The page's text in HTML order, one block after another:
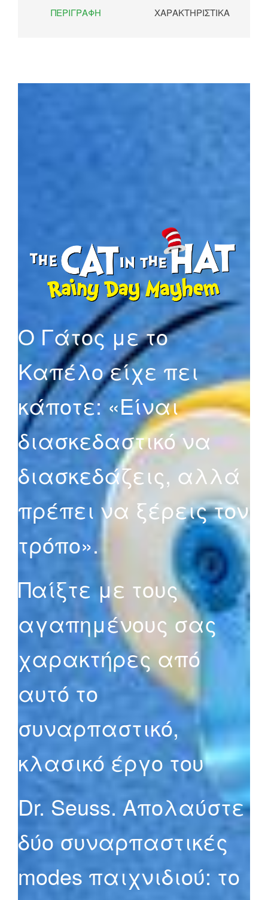
ΠΕΡΙΓΡΑΦΉ ΧΑΡΑΚΤΗΡΙΣΤΙΚΆ
Ο Γάτος με το
Καπέλο είχε πει
κάποτε: «Είναι
διασκεδαστικό να
διασκεδάζεις, αλλά
πρέπει να ξέρεις τον
τρόπο».
Παίξτε με τους
αγαπημένους σας
χαρακτήρες από
αυτό το
συναρπαστικό,
κλασικό έργο του
Dr. Seuss. Απολαύστε
δύο συναρπαστικές
modes παιχνιδιού: το